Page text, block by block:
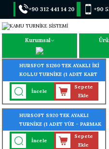
+90 312 441 14 20 +90
Kurumsal
HURSFOT S1260 TEK AYAKLI İKİ
KOLLU TURNİKE (1 ADET KART
OKUYUCU TURNİKEYE
MONTELİ)
İncele
Sepete
Ekle
HURSOFT S920 TEK AYAKLI
TURNİKE (1 ADET YÜZ - PARMAK
İZİ OKUYUCU TURNİKEYE
MONTELİ)
İncele
Sepete
Ekle